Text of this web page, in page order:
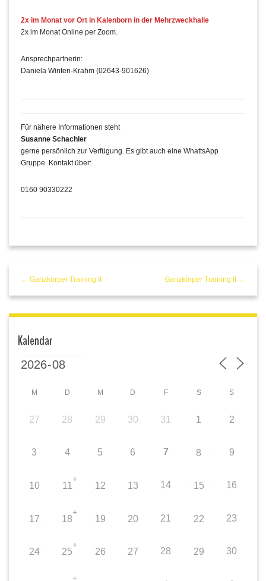
2x im Monat vor Ort in Kalenborn in der Mehrzweckhalle
2x im Monat Online per Zoom.
Ansprechpartnerin:
Daniela Winten-Krahm (02643-901626)
Für nähere Informationen steht
Susanne Schachler
gerne persönlich zur Verfügung. Es gibt auch eine WhattsApp
Gruppe. Kontakt über:
0160 90330222
← Ganzkörper Training II Ganzkörper Training II →
Kalendar
M D M D F S S
27 28 29 30 31 1 2
3 4 5 6 7 8 9
10 11
+
12 13 14 15 16
17 18
+
19 20 21 22 23
24 25
+
26 27 28 29 30
+